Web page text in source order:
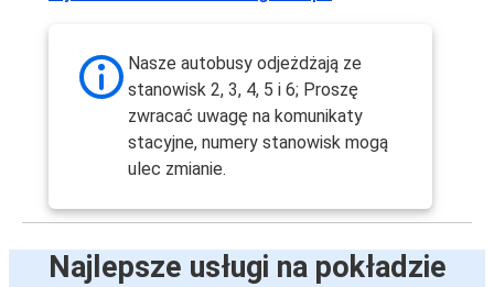
Nasze autobusy odjeżdżają ze
stanowisk 2, 3, 4, 5 i 6; Proszę
zwracać uwagę na komunikaty
stacyjne, numery stanowisk mogą
ulec zmianie.
Najlepsze usługi na pokładzie